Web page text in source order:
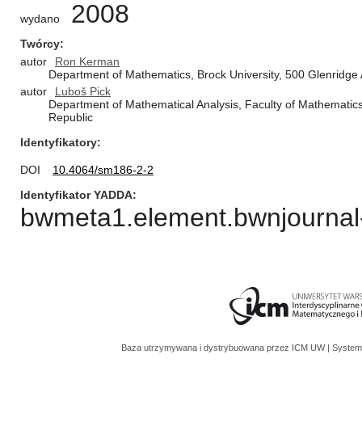
wydano 2008
Twórcy
autor
Ron Kerman
Department of Mathematics, Brock University, 500
autor
Luboš Pick
Department of Mathematical Analysis, Faculty of
Republic
Identyfikatory
DOI
10.4064/sm186-2-2
Identyfikator YADDA
Baza utrzymywana i dystrybuowana przez ICM UW |